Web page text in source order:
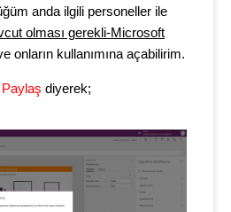
anda ilgili personeller ile
olması gerekli-Microsoft
onların kullanımına açabilirim.
Paylaş diyerek;